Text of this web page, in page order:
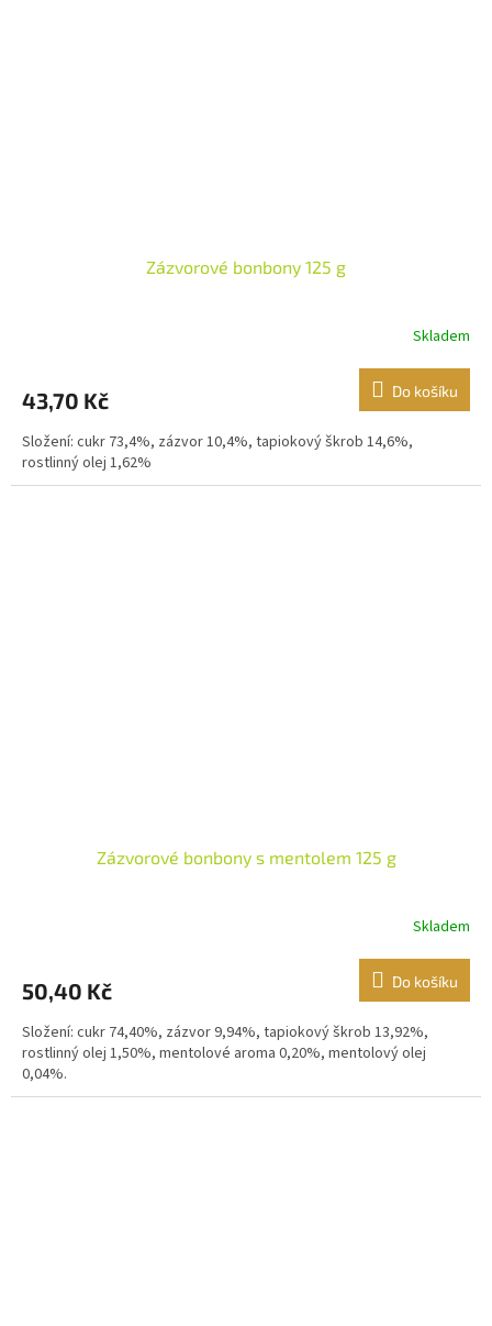
Zázvorové bonbony 125 g
Skladem
43,70 Kč Do košíku
Složení: cukr 73,4%, zázvor 10,4%, tapiokový škrob 14,6%,
rostlinný olej 1,62%
Zázvorové bonbony s mentolem 125 g
Skladem
50,40 Kč Do košíku
Složení: cukr 74,40%, zázvor 9,94%, tapiokový škrob 13,92%,
rostlinný olej 1,50%, mentolové aroma 0,20%, mentolový olej
0,04%.